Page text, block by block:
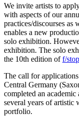
We invi­te artists to
with aspects of our
practices/discourses as
enables a new
solo exhi­bi­ti­on.
exhi­bi­ti­on. The solo
the 10th edi­ti­on off/
The call for
Central Germany
com­ple­ted an
seve­ral years of artis­tic
portfolio.